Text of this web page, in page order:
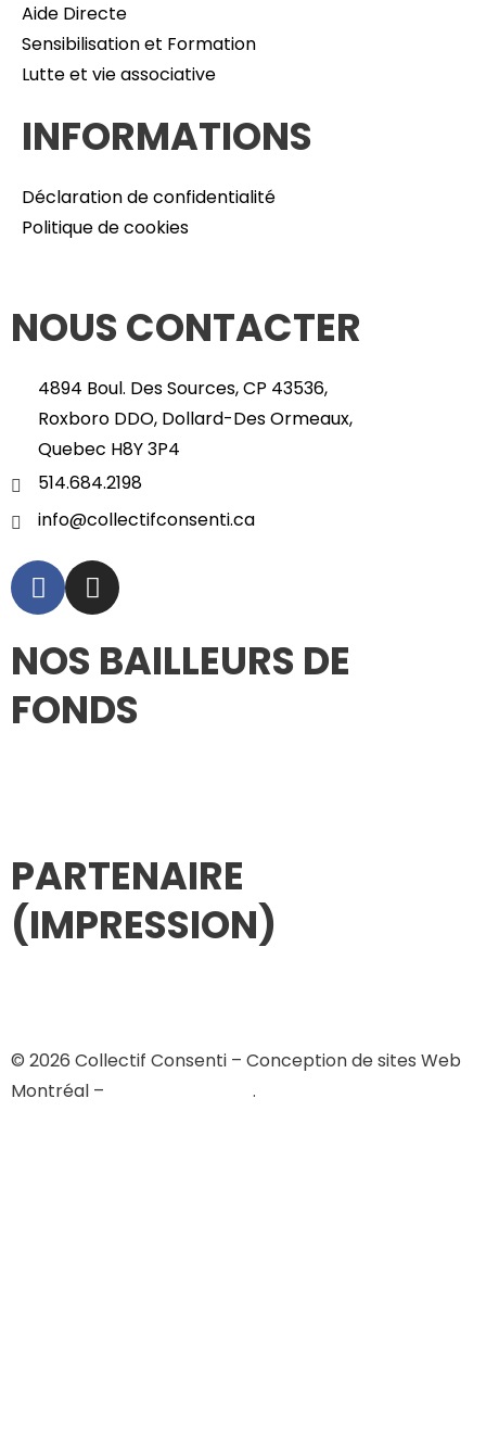
Aide Directe
Sensibilisation et Formation
Lutte et vie associative
INFORMATIONS
Déclaration de confidentialité
Politique de cookies
NOUS CONTACTER
4894 Boul. Des Sources, CP 43536,
Roxboro DDO, Dollard-Des Ormeaux,
Quebec H8Y 3P4
514.684.2198
info@collectifconsenti.ca
NOS BAILLEURS DE
FONDS
PARTENAIRE
(IMPRESSION)
© 2026 Collectif Consenti – Conception de sites Web
Montréal –
.